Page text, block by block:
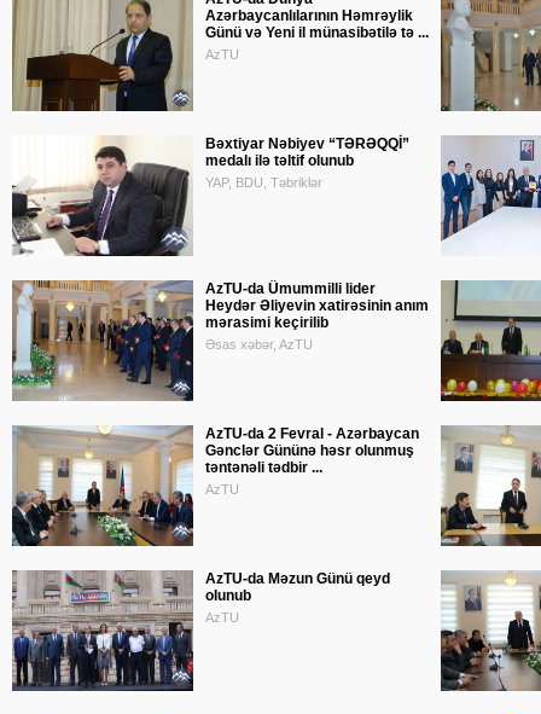
Azərbaycanlılarının Həmrəylik
Günü və Yeni il münasibətilə tə ...
AzTU
Bəxtiyar Nəbiyev “TƏRƏQQİ”
medalı ilə təltif olunub
YAP, BDU, Təbriklər
AzTU-da Ümummilli lider
Heydər Əliyevin xatirəsinin anım
mərasimi keçirilib
Əsas xəbər, AzTU
AzTU-da 2 Fevral - Azərbaycan
Gənclər Gününə həsr olunmuş
təntənəli tədbir ...
AzTU
AzTU-da Məzun Günü qeyd
olunub
AzTU